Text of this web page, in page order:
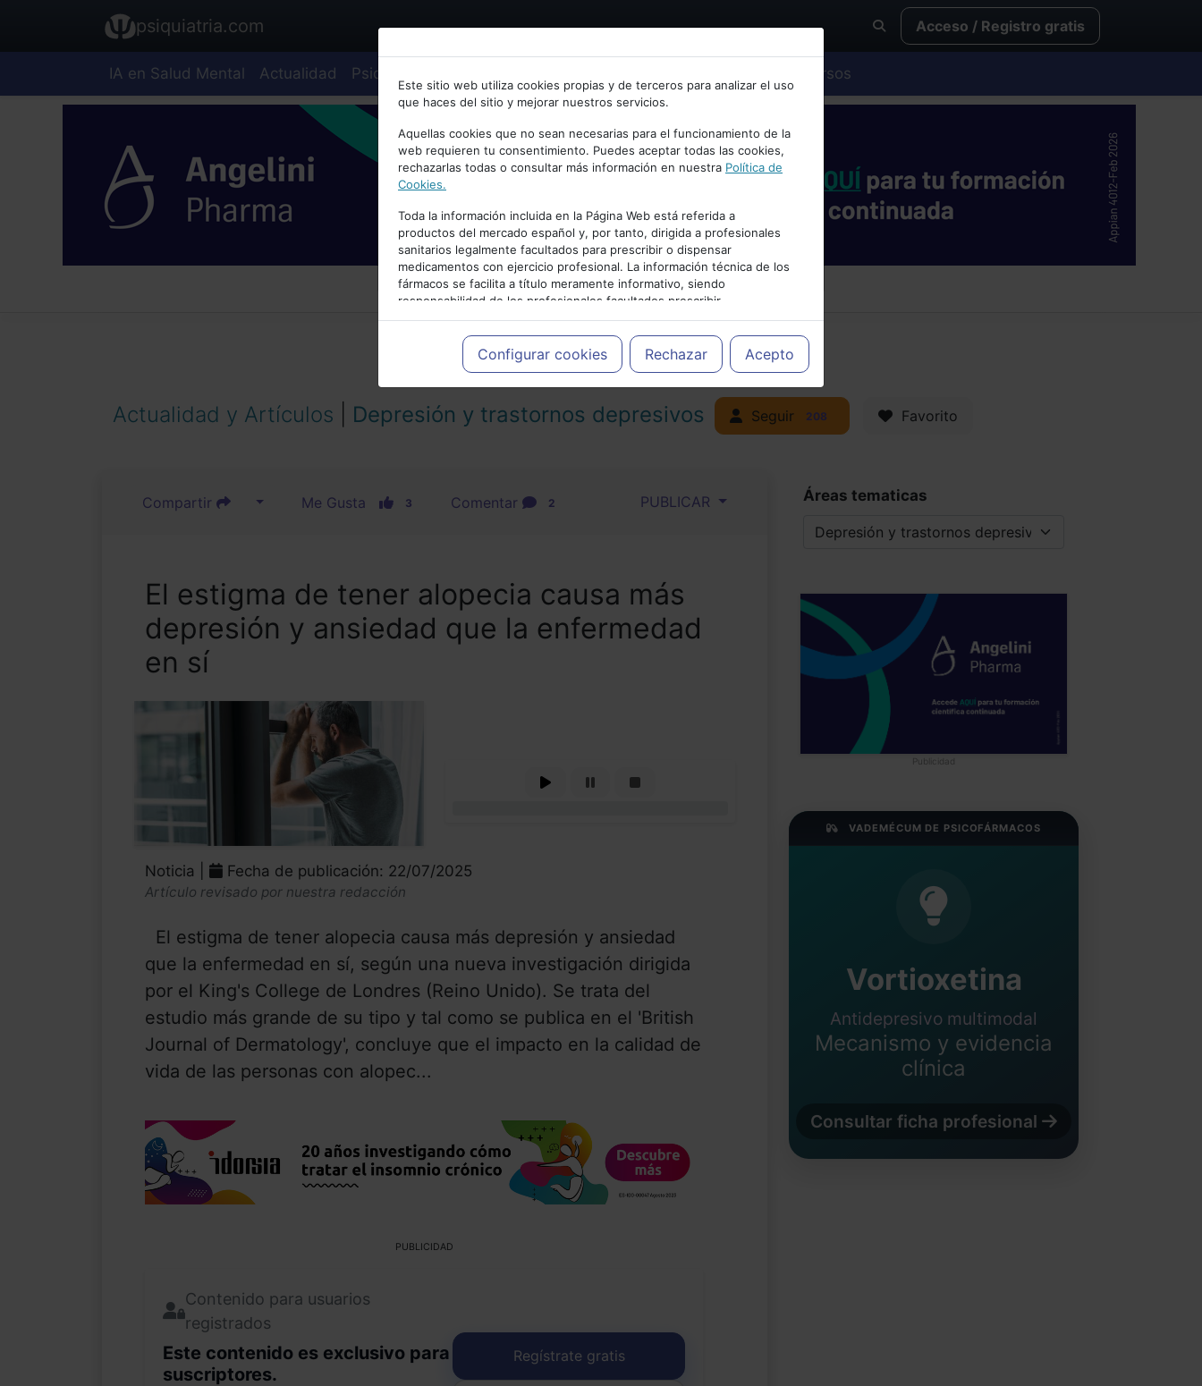
Bienvenid@ a psiquiatria.com
Escribe tu Email
Accede o regístrate con tu email.
Cancelar
psiquiatria.com Acceso / Registro gratis
IA en Salud Mental Actualidad Psiquiatría Cursos
Este sitio web utiliza cookies propias y de terceros para analizar el uso
que haces del sitio y mejorar nuestros servicios.
Aquellas cookies que no sean necesarias para el funcionamiento de la
web requieren tu consentimiento. Puedes aceptar todas las cookies,
rechazarlas todas o consultar más información en nuestra Política de
Cookies.
Toda la información incluida en la Página Web está referida a
productos del mercado español y, por tanto, dirigida a profesionales
sanitarios legalmente facultados para prescribir o dispensar
medicamentos con ejercicio profesional. La información técnica de los
fármacos se facilita a título meramente informativo, siendo
responsabilidad de los profesionales facultados prescribir
medicamentos y decidir, en cada caso concreto, el tratamiento más
adecuado a las necesidades del paciente.
Configurar cookies Rechazar Acepto
PUBLICIDAD
Actualidad y Artículos Depresión y trastornos depresivos Seguir 208 Favorito
Compartir Me Gusta 3 Comentar 2 PUBLICAR
El estigma de tener alopecia causa más
depresión y ansiedad que la enfermedad
en sí
Noticia | Fecha de publicación: 22/07/2025
Artículo revisado por nuestra redacción
El estigma de tener alopecia causa más depresión y ansiedad
que la enfermedad en sí, según una nueva investigación dirigida
por el King's College de Londres (Reino Unido). Se trata del
estudio más grande de su tipo y tal como se publica en el 'British
Journal of Dermatology', concluye que el impacto en la calidad de
vida de las personas con alopec...
PUBLICIDAD
Contenido para usuarios
registrados
Este contenido es exclusivo para
suscriptores.
Regístrate gratis
Áreas tematicas
Publicidad
VADEMÉCUM DE PSICOFÁRMACOS
Vortioxetina
Antidepresivo multimodal
Mecanismo y evidencia
clínica
Consultar ficha profesional